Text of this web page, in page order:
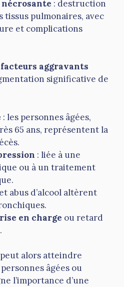
nécrosante : destruction
tissus pulmonaires, avec
et complications
facteurs aggravants
significative de
: les personnes âgées,
65 ans, représentent la
: liée à une
ou à un traitement
et abus d’alcool altèrent
en charge ou retard
alors atteindre
âgées ou
l’importance d’une